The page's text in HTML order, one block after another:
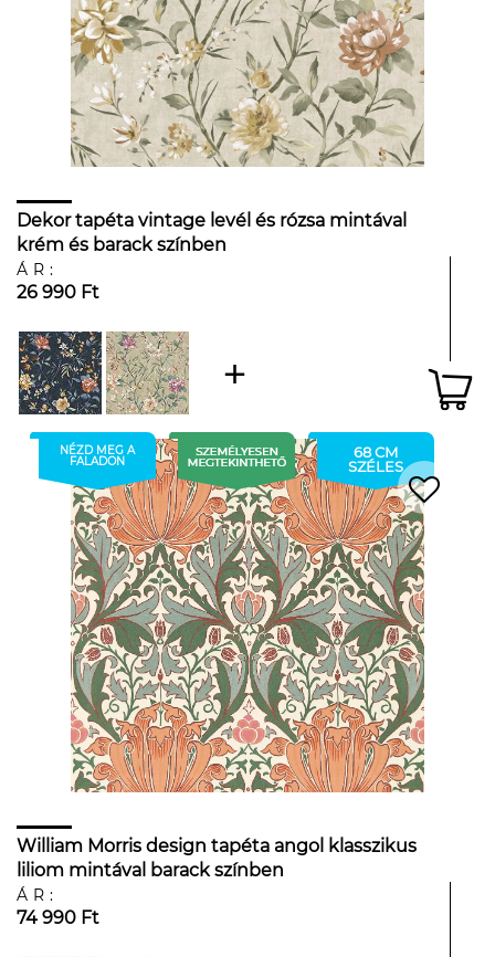
Dekor tapéta vintage levél és rózsa mintával
krém és barack színben
ÁR:
26 990 Ft
NÉZD MEG A
FALADON
68 CM
SZÉLES
William Morris design tapéta angol klasszikus
liliom mintával barack színben
ÁR:
74 990 Ft